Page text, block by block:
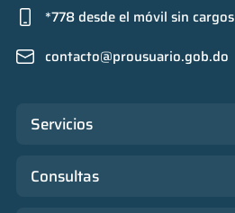
*778 desde el móvil sin cargos
contacto@prousuario.gob.do
Servicios
Consultas